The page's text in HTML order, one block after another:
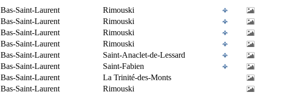
Bas-Saint-Laurent
Rimouski
Bas-Saint-Laurent
Rimouski
Bas-Saint-Laurent
Rimouski
Bas-Saint-Laurent
Rimouski
Bas-Saint-Laurent
Saint-Anaclet-de-Lessard
Bas-Saint-Laurent
Saint-Fabien
Bas-Saint-Laurent
La Trinité-des-Monts
Bas-Saint-Laurent
Rimouski